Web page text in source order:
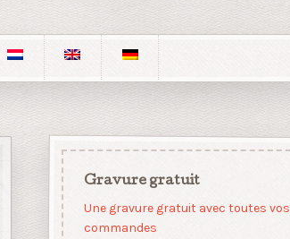
Gravure gratuit
Une gravure gratuit avec toutes vos
commandes